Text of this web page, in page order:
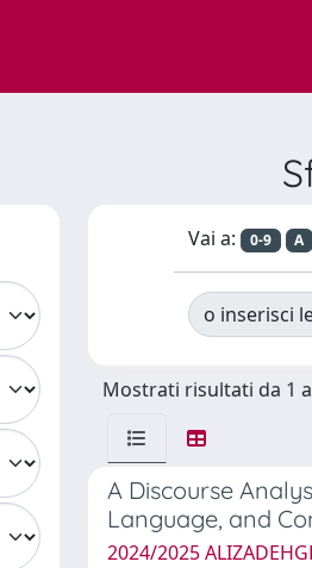
Vai a: 0-9 A
o inserisci
Mostrati risultati da 1
A Discourse
Language, and
2024/2025